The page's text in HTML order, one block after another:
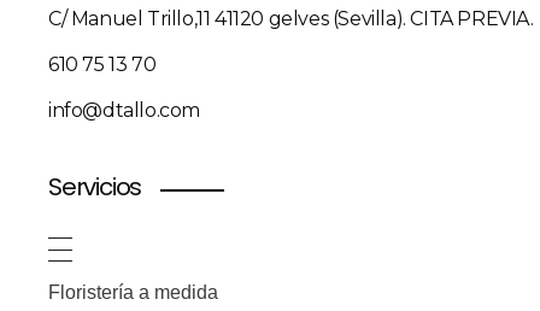
C/ Manuel Trillo,11 41120 gelves (Sevilla). CITA PREVIA.
610 75 13 70
info@dtallo.com
Servicios
Floristería a medida